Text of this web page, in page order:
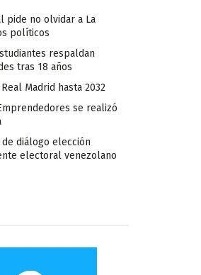
pide no olvidar a La
políticos
respaldan
tras 18 años
Madrid hasta 2032
se realizó
diálogo elección
electoral venezolano